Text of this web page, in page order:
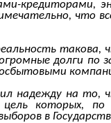
кредиторами,
что
такова,
долги по
надежду на то,
цель которых,
в